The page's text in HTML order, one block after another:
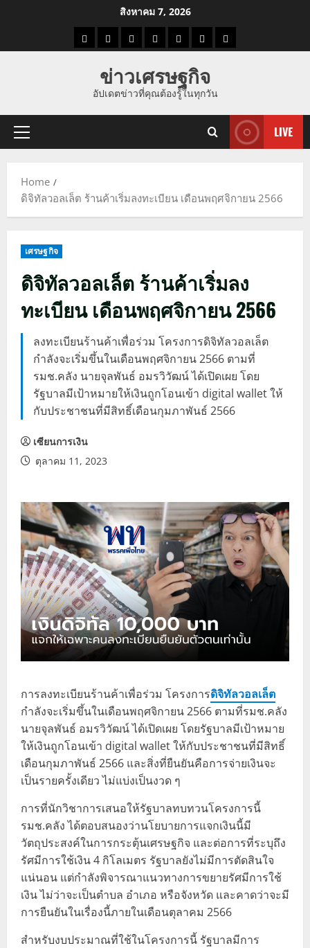
สิงหาคม 7, 2026
ราคาแนว
ราคา
ทอง
ข่าว
นี้
ข่าว
ดูด
ที่
ผู้ชาย
ข่าวเศรษฐกิจ
อัปเดตข่าวที่คุณต้องรู้ในทุกวัน
Primary
LIVE
Home
ดิจิทัลวอลเล็ต ร้านค้าเริ่มลงทะเบียน เดือนพฤศจิกายน 2566
เศรษฐกิจ
ดิจิทัลวอลเล็ต ร้านค้าเริ่มลง
ทะเบียน เดือนพฤศจิกายน 2566
ลงทะเบียนร้านค้าเพื่อร่วม โครงการดิจิทัลวอลเล็ต
กำลังจะเริ่มขึ้นในเดือนพฤศจิกายน 2566 ตามที่
รมช.คลัง นายจุลพันธ์ อมรวิวัฒน์ ได้เปิดเผย โดย
รัฐบาลมีเป้าหมายให้เงินถูกโอนเข้า digital wallet ให้
กับประชาชนที่มีสิทธิ์เดือนกุมภาพันธ์ 2566
เซียนการเงิน
ตุลาคม 11, 2023
การลงทะเบียนร้านค้าเพื่อร่วม โครงการดิจิทัลวอลเล็ต
กำลังจะเริ่มขึ้นในเดือนพฤศจิกายน 2566 ตามที่รมช.คลัง
นายจุลพันธ์ อมรวิวัฒน์ ได้เปิดเผย โดยรัฐบาลมีเป้าหมาย
ให้เงินถูกโอนเข้า digital wallet ให้กับประชาชนที่มีสิทธิ์
เดือนกุมภาพันธ์ 2566 และสิ่งที่ยืนยันคือการจ่ายเงินจะ
เป็นรายครั้งเดียว ไม่แบ่งเป็นงวด ๆ
การที่นักวิชาการเสนอให้รัฐบาลทบทวนโครงการนี้
รมช.คลัง ได้ตอบสนองว่านโยบายการแจกเงินนี้มี
วัตถุประสงค์ในการกระตุ้นเศรษฐกิจ และต่อการที่ระบุถึง
รัศมีการใช้เงิน 4 กิโลเมตร รัฐบาลยังไม่มีการตัดสินใจ
แน่นอน แต่กำลังพิจารณาแนวทางการขยายรัศมีการใช้
เงิน ไม่ว่าจะเป็นตำบล อำเภอ หรือจังหวัด และคาดว่าจะมี
การยืนยันในเรื่องนี้ภายในเดือนตุลาคม 2566
สำหรับงบประมาณที่ใช้ในโครงการนี้ รัฐบาลมีการ